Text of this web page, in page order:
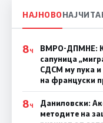
НАЈНОВО
8Ч
ВМРО-ДПМНЕ:
сапуница
СДСМ му пука и
на француски
8Ч
Даниловски:
методите на